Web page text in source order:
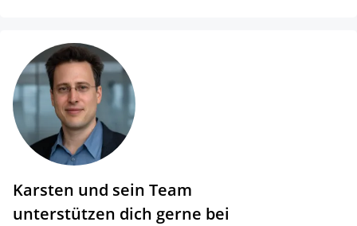
Karsten und sein Team
unterstützen dich gerne bei